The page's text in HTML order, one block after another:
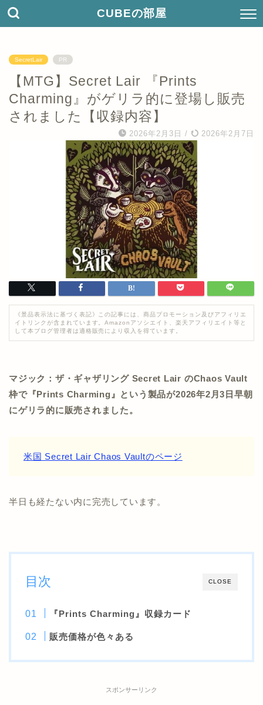
CUBEの部屋
SecretLair PR
【MTG】Secret Lair 『Prints
Charming』がゲリラ的に登場し販売
されました【収録内容】
2026年2月3日 / 2026年2月7日
《景品表示法に基づく表記》この記事には、商品プロモーション及びアフィリエ
イトリンクが含まれています。Amazonアソシエイト、楽天アフィリエイト等と
して本ブログ管理者は適格販売により収入を得ています。
マジック：ザ・ギャザリング Secret Lair のChaos Vault
枠で『Prints Charming』という製品が2026年2月3日早朝
にゲリラ的に販売されました。
米国 Secret Lair Chaos Vaultのページ
半日も経たない内に完売しています。
CLOSE
目次
『Prints Charming』収録カード
販売価格が色々ある
スポンサーリンク